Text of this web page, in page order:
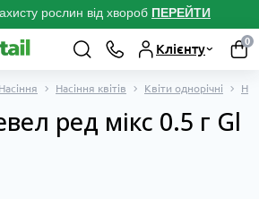
рослин від хвороб ПЕРЕЙТИ
Клієнту
0
Насіння Насіння квітів Квіти однорічні
ред мікс 0.5 г Gl